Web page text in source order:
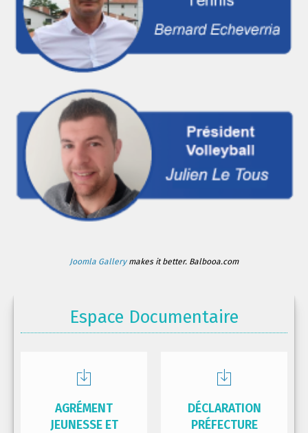
Joomla Gallerymakes it better. Balbooa.com
Espace Documentaire
AGRÉMENT
JEUNESSE ET
DÉCLARATION
PRÉFECTURE